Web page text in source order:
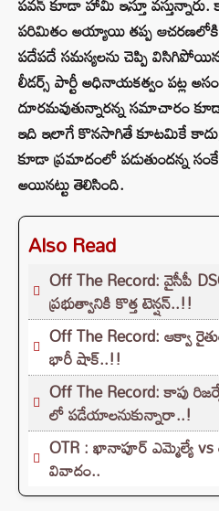
పరిమితం అయ్యాయి తప్ప
పదేపదే సమస్యలను చెప్పి
లీడర్స్‌ పార్టీ అధినాయకత్వం పట్ల
దూరమవుతున్నారన్న సమాచారం
ఇది ఇలాగే కొనసాగితే కూటమికే
కూడా ప్రమాదంలో పడుతుందన్న
అయినట్టు తెలిసింది.
Also Read
Off The Record: వైసీపీ
ప్రభుత్వానికి కొత్త టెన్షన్..!!
Off The Record: ఆక్వా
భారీ షాక్..!!
Off The Record: కాపు
లో పడేయాలనుకున్నారా..!
OTR : ఖానాపూర్ ఎమ్మెల్యే vs
వివాదం..